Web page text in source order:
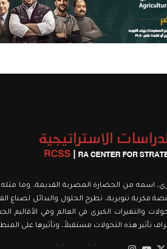
في يناير ٢٠٢١، كمركز تنويري، اسمه من الحضارة المصرية القديمة، وما
فكرية تنويرية، تطرح الحلول والبدائل لصناع
والتغيرات الكبرى في العالم وفي الأقاليم
هذه التحولات مستقبلاً، وتأثيرها على